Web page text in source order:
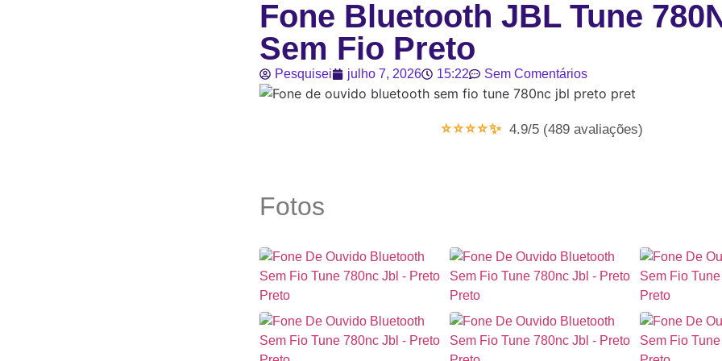
Fone Bluetooth JBL Tune
Sem Fio Preto
Pesquisei julho 7, 2026 15:22 Sem Comentários
⭐⭐⭐⭐✨ 4.9/5 (489 avaliações)
Fotos